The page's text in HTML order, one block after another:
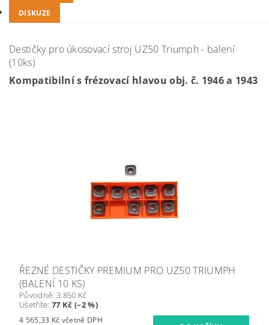
DISKUZE
Destičky pro úkosovací stroj UZ50 Triumph - balení
(10ks)
Kompatibilní s frézovací hlavou obj. č. 1946 a 1943
ŘEZNÉ DESTIČKY PREMIUM PRO UZ50 TRIUMPH
(BALENÍ 10 KS)
Původně: 3 850 Kč
Ušetříte:77 Kč (–2 %)
4 565,33 Kč včetně DPH